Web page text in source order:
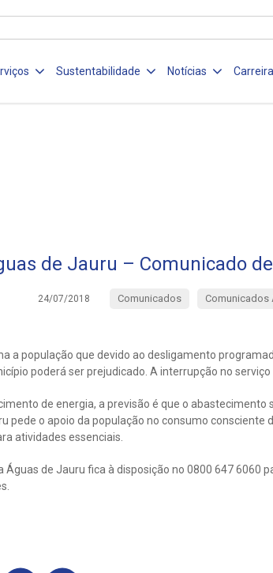
Sustentabilidade Notícias
de Jauru – Comunicado
24/07/2018 Comunicados Comunicados
a população que devido ao desligamento
poderá ser prejudicado. A interrupção no serviço
de energia, a previsão é que o
pede o apoio da população no consumo consciente
atividades essenciais.
Águas de Jauru fica à disposição no 0800 647 6060